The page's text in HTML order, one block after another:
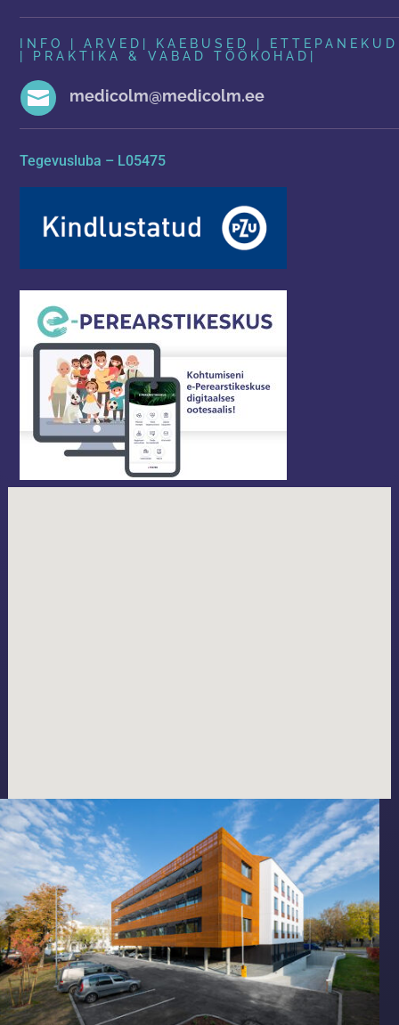
INFO | ARVED
KAEBUSED | ETTEPANEKUD
| PRAKTIKA & VABAD TÖÖKOHAD
 medicolm@medicolm.ee
Tegevusluba – L05475